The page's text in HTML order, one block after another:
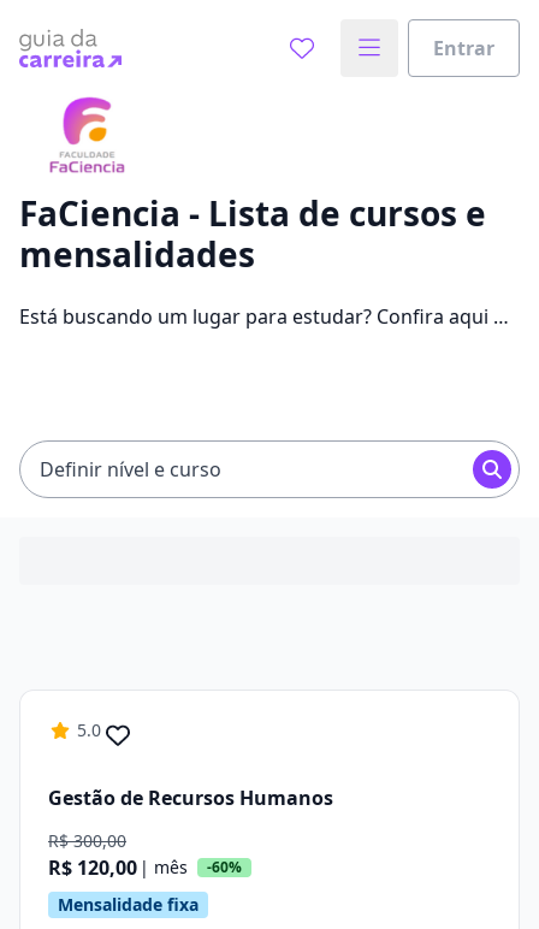
Entrar
Vamos te guiar no caminho ideal para seus estudos
FaCiencia - Lista de cursos e
mensalidades
Está buscando um lugar para estudar? Confira aqui no
Definir nível e curso
5.0
Gestão de Recursos Humanos
R$ 300,00
R$ 120,00 | mês -60%
Mensalidade fixa